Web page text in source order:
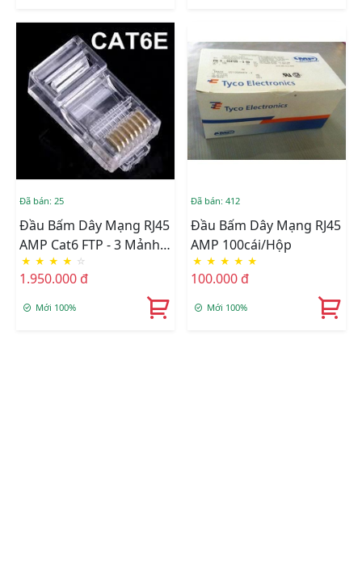
Đã bán: 25
Đầu Bấm Dây Mạng RJ45
AMP Cat6 FTP - 3 Mảnh
Chống Nhiễu
★ ★ ★ ★ ☆
1.950.000 đ
Mới 100%
Đã bán: 412
Đầu Bấm Dây Mạng RJ45
AMP 100cái/hộp
★ ★ ★ ★ ★
100.000 đ
Mới 100%